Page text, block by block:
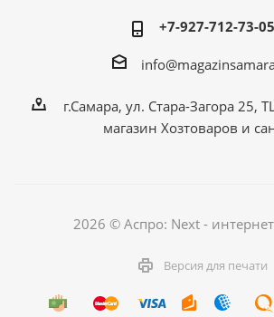
+7-927-712-73-05
г.Самара, ул. Стара-Загора 25,
магазин Хозтоваров и
2026 © Аспро: Next -
Версия для печати